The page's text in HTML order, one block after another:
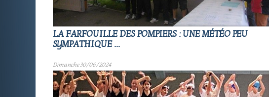
LA FARFOUILLE DES POMPIERS : UNE MÉTÉO PEU
SYMPATHIQUE ...
Dimanche 30/06/2024